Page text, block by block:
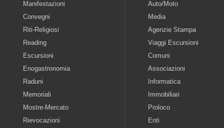
Manifestazioni
Convegni
Riti-Religiosi
Reading
Escursioni
Enogastronomia
Raduni
Memoriali
Mostre-Mercato
Rievocazioni
Auto/Moto
Media
Agenzie Stampa
Viaggi Escursioni
Comuni
Associazioni
Informatica
Immobiliari
Proloco
Enti